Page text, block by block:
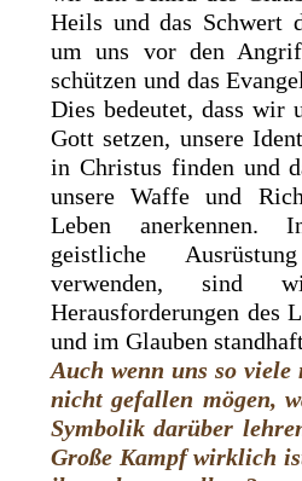
Heils und das Schwert
um uns vor den
schützen und das
Dies bedeutet, dass wir
Gott setzen, unsere
in Christus finden und
unsere Waffe und
Leben anerkennen.
geistliche
verwenden, sind
Herausforderungen des
und im Glauben
Auch wenn uns so
nicht gefallen mögen,
Symbolik darüber
Große Kampf wirklich